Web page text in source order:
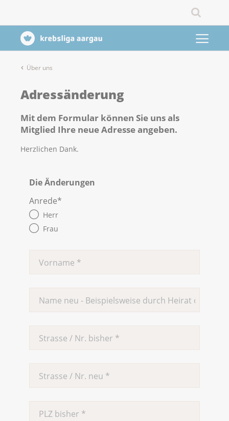
Über uns
Adressänderung
Mit dem Formular können Sie uns als
Mitglied Ihre neue Adresse angeben.
Herzlichen Dank.
Die Änderungen
Anrede*
Herr
Frau